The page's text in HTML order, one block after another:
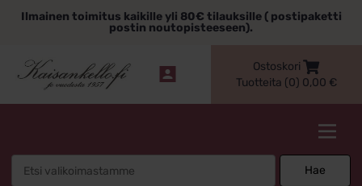
sisältöönIlmainen toimitus kaikille yli 80€ tilauksille ( postipaketti
postin noutopisteeseen).
Ostoskori
Tuotteita (0) 0,00 €
Hae